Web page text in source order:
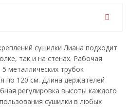
сушилки Лиана подходит
так и на стенах. Рабочая
металлических трубок
по 120 см. Длина держателей
регулировка высоты каждого
сушилки в любых